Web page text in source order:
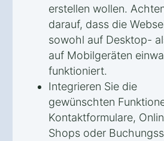
erstellen wollen.
darauf, dass die
sowohl auf Desktop-
auf Mobilgeräten
funktioniert.
Integrieren Sie die
gewünschten
Kontaktformulare,
Shops oder